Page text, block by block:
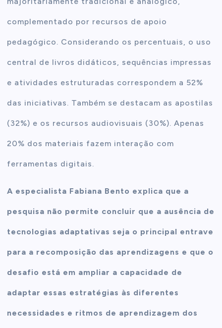
complementado por recursos de apoio
pedagógico. Considerando os percentuais, o uso
central de livros didáticos, sequências impressas
e atividades estruturadas correspondem a 52%
das iniciativas. Também se destacam as apostilas
(32%) e os recursos audiovisuais (30%). Apenas
20% dos materiais fazem interação com
ferramentas digitais.
A especialista Fabiana Bento explica que a
pesquisa não permite concluir que a ausência de
tecnologias adaptativas seja o principal entrave
para a recomposição das aprendizagens e que o
desafio está em ampliar a capacidade de
adaptar essas estratégias às diferentes
necessidades e ritmos de aprendizagem dos